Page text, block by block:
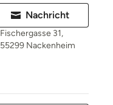
Nachricht
Fischergasse 31,
55299 Nackenheim